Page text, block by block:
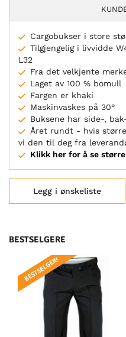
Cargobukser i store
Tilgjengelig i livvidde
L32
Fra det velkjente
Laget av 100 % bomull
Fargen er khaki
Maskinvaskes på 30°
Buksene har side-,
Året rundt - hvis
vi den til deg fra
Klikk her for å se
Legg i ønskeliste
BESTSELGERE
BESTSELGER!